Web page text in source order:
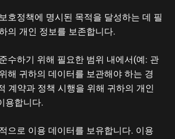
호정책에 명시된 목적을 달성하는 데 필
의 개인 정보를 보존합니다.
수하기 위해 필요한 범위 내에서(예: 관
해 귀하의 데이터를 보관해야 하는 경
계약과 정책 시행을 위해 귀하의 개인
용합니다.
으로 이용 데이터를 보유합니다. 이용